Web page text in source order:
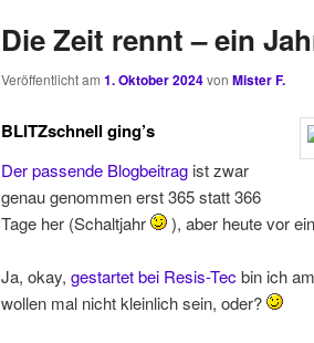
Die Zeit rennt – ein
Veröffentlicht am 1. Oktober 2024von Mister F.
BLITZschnell ging’s
Der passende Blogbeitrag ist zwar
genau genommen erst 365 statt 366
Tage her (Schaltjahr
), aber heute vor
Ja, okay, gestartet bei Resis-Tec bin ich
wollen mal nicht kleinlich sein, oder?